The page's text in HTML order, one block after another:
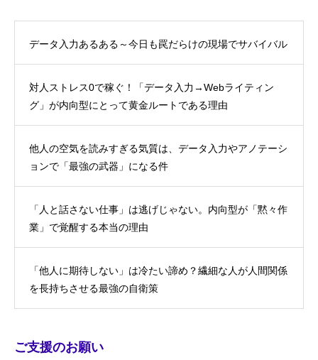
データ入力あるある～今日も罠だらけの現場でサバイバル
対人ストレス0で稼ぐ！「データ入力→Webライティン
グ」が内向型にとって黄金ルートである理由
他人の空気を読みすぎる気質は、データ入力やアノテーシ
ョンで「最強の武器」になる件
「人と話さない仕事」は逃げじゃない。内向型が「黙々作
業」で覚醒する本当の理由
「他人に期待しない」は冷たい諦め？繊細な人が人間関係
を長持ちさせる最強の自衛策
ご支援のお願い